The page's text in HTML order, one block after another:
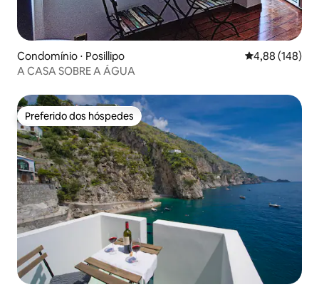
Condomínio ⋅ Posillipo 4,88 de uma
4,88 (148)
A CASA SOBRE A ÁGUA
Preferido dos hóspedes
Preferido dos hóspedes